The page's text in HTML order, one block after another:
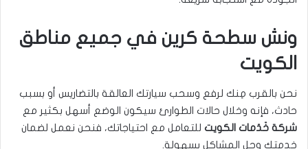
ونش سطحة كرين في جميع مناطق
الكويت
نحن بالقرب مِنك لرفع وسحب سيارتك العالقة بالتضاريس أو بسبب
حادث، فإنه وخلال حالات الطوارئ سيكون الوضع أسهل بكثير مع
شركة خَدَمات الكويت للتعامل مع احتياجاتك، فنحن نعمل لضمان
خدمتك وحل المشاكل بسهولة.